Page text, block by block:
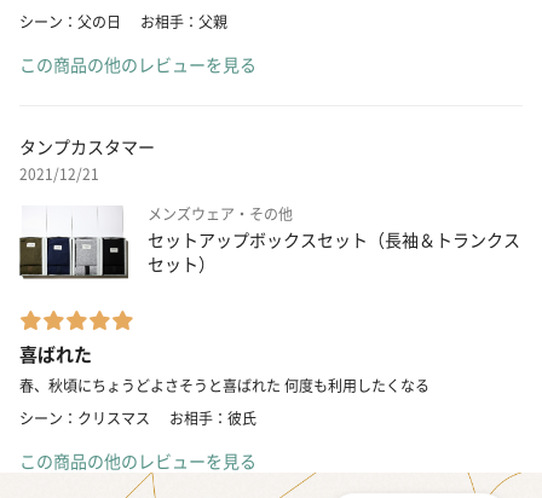
シーン：父の日
お相手：父親
この商品の他のレビューを見る
タンプカスタマー
2021/12/21
メンズウェア・その他
セットアップボックスセット（長袖＆トランクス
セット）
喜ばれた
春、秋頃にちょうどよさそうと喜ばれた 何度も利用したくなる
シーン：クリスマス
お相手：彼氏
この商品の他のレビューを見る